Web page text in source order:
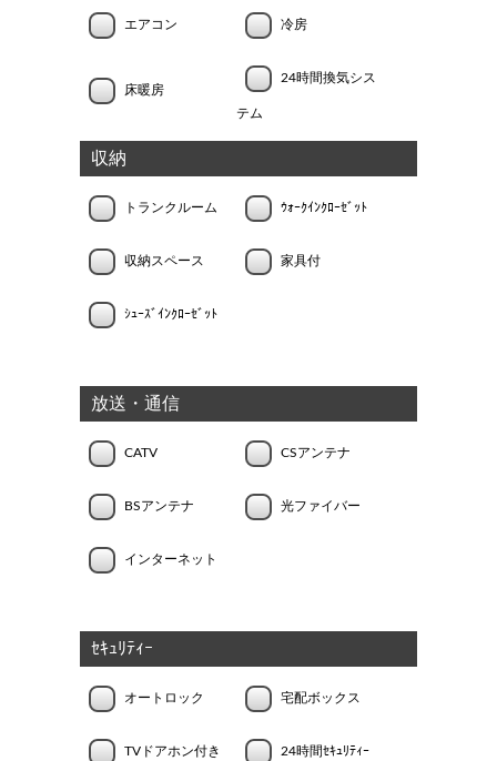
エアコン 冷房
床暖房
24時間換気シス
テム
収納
トランクルーム ｳｫｰｸｲﾝｸﾛｰｾﾞｯﾄ
収納スペース 家具付
ｼｭｰｽﾞｲﾝｸﾛｰｾﾞｯﾄ
放送・通信
CATV CSアンテナ
BSアンテナ 光ファイバー
インターネット
ｾｷｭﾘﾃｨｰ
オートロック 宅配ボックス
TVドアホン付き 24時間ｾｷｭﾘﾃｨｰ